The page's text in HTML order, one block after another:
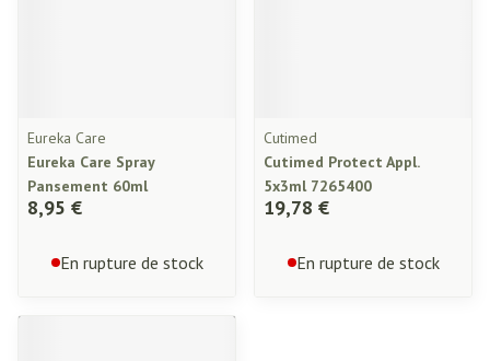
Eureka Care
Eureka Care Spray
Pansement 60ml
8,95 €
En rupture de stock
Cutimed
Cutimed Protect Appl.
5x3ml 7265400
19,78 €
En rupture de stock